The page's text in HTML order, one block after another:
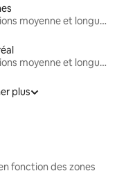
Locations moyenne et longue durée
Locations moyenne et longue durée
plus
fonction des zones